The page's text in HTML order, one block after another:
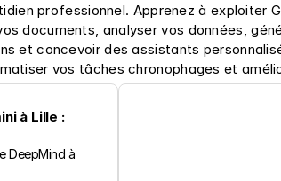
professionnel. Apprenez à exploiter
documents, analyser vos données,
et concevoir des assistants
vos tâches chronophages et
à Lille :
DeepMind à